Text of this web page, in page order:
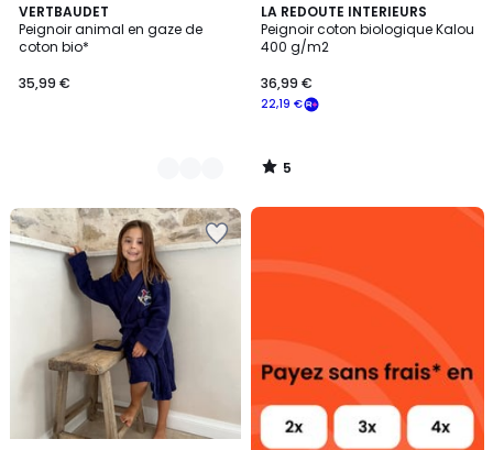
VERTBAUDET
Peignoir animal en gaze de
coton bio*
35,99 €
3
Couleurs
LA REDOUTE INTERIEURS
Peignoir coton biologique Kalou
400 g/m2
22,19 €
36,99 €
5
/
5
5
/
Alma
sans